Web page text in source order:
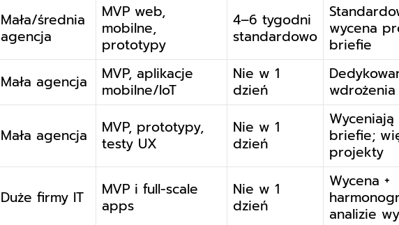
Mała/średnia
agencja
MVP web,
mobilne,
prototypy
4–6 tygodni
standardowo
wycena
briefie
Mała agencja
MVP, aplikacje
mobilne/IoT
Nie w 1
dzień
wdrożenia
Mała agencja
MVP, prototypy,
testy UX
Nie w 1
dzień
briefie;
projekty
Duże firmy IT
MVP i full-scale
apps
Nie w 1
dzień
Wycena +
analizie